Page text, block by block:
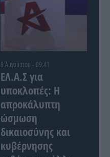
8 Αυγούστου - 09:41
ΕΛ.Α.Σ για
υποκλοπές: Η
απροκάλυπτη
ώσμωση
δικαιοσύνης και
κυβέρνησης